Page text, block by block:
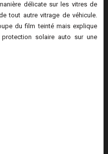
délicate sur les vitres de
tout autre vitrage de véhicule.
du film teinté mais explique
solaire auto sur une